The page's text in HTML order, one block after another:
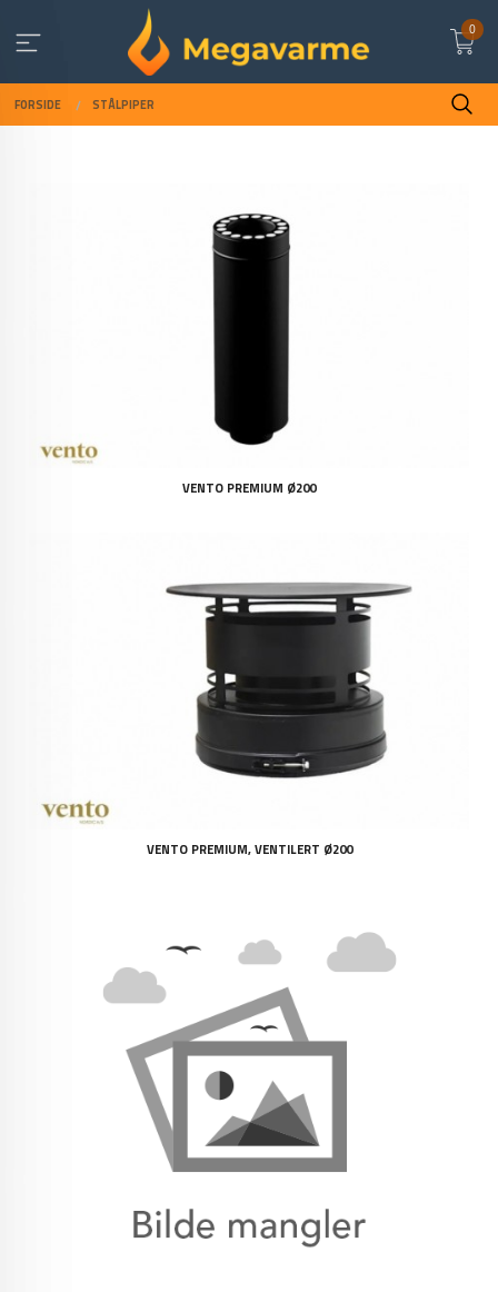
innholdet
0
FORSIDE STÅLPIPER
VENTO PREMIUM Ø200
VENTO PREMIUM, VENTILERT Ø200